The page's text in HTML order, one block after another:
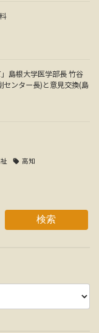
島根大学医学部長 竹谷
センター長)と意見交換(島
高知
検索